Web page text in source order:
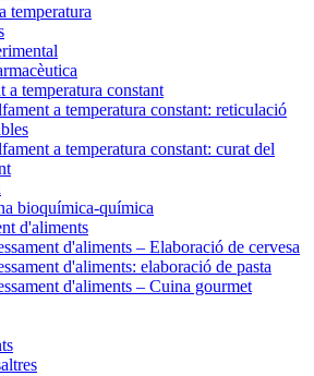
temperatura
a temperatura constant
a temperatura constant: reticulació
a temperatura constant: curat del
bioquímica-química
d'aliments
d'aliments – Elaboració de cervesa
d'aliments: elaboració de pasta
d'aliments – Cuina gourmet